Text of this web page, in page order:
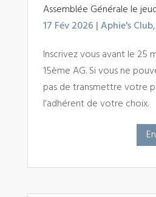
Assemblée Générale le
17 Fév 2026 |Aphie's Club,
Inscrivez vous avant le 25
15ème AG. Si vous ne
pas de transmettre votre
l’adhérent de votre choix.